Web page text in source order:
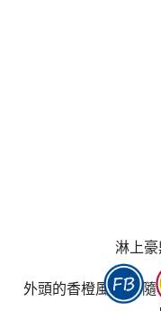
淋上
外頭的香橙風味.伴